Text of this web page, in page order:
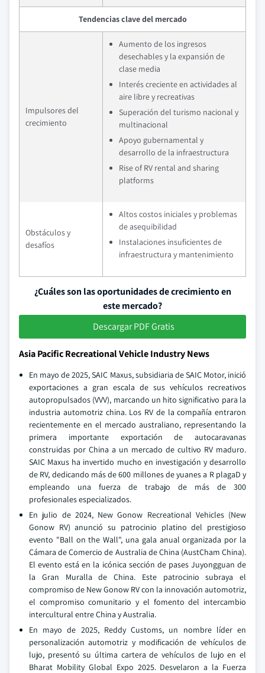
Tendencias clave del mercado
Impulsores del
crecimiento
Aumento de los ingresos
desechables y la expansión de
clase media
Interés creciente en actividades al
aire libre y recreativas
Superación del turismo nacional y
multinacional
Apoyo gubernamental y
desarrollo de la infraestructura
Rise of RV rental and sharing
platforms
Obstáculos y
desafíos
Altos costos iniciales y problemas
de asequibilidad
Instalaciones insuficientes de
infraestructura y mantenimiento
¿Cuáles son las oportunidades de crecimiento en
este mercado?
Descargar PDF Gratis
Asia Pacific Recreational Vehicle Industry News
En mayo de 2025, SAIC Maxus, subsidiaria de SAIC Motor, inició
exportaciones a gran escala de sus vehículos recreativos
autopropulsados (VVV), marcando un hito significativo para la
industria automotriz china. Los RV de la compañía entraron
recientemente en el mercado australiano, representando la
primera importante exportación de autocaravanas
construidas por China a un mercado de cultivo RV maduro.
SAIC Maxus ha invertido mucho en investigación y desarrollo
de RV, dedicando más de 600 millones de yuanes a R plagaD y
empleando una fuerza de trabajo de más de 300
profesionales especializados.
En julio de 2024, New Gonow Recreational Vehicles (New
Gonow RV) anunció su patrocinio platino del prestigioso
evento "Ball on the Wall", una gala anual organizada por la
Cámara de Comercio de Australia de China (AustCham China).
El evento está en la icónica sección de pases Juyongguan de
la Gran Muralla de China. Este patrocinio subraya el
compromiso de New Gonow RV con la innovación automotriz,
el compromiso comunitario y el fomento del intercambio
intercultural entre China y Australia.
En mayo de 2025, Reddy Customs, un nombre líder en
personalización automotriz y modificación de vehículos de
lujo, presentó su última cartera de vehículos de lujo en el
Bharat Mobility Global Expo 2025. Desvelaron a la Fuerza